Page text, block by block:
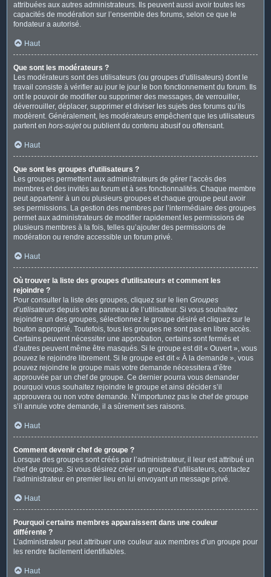
attribuées aux autres administrateurs. Ils peuvent aussi avoir toutes les
capacités de modération sur l’ensemble des forums, selon ce que le
fondateur a autorisé.
Haut
Que sont les modérateurs ?
Les modérateurs sont des utilisateurs (ou groupes d’utilisateurs) dont le
travail consiste à vérifier au jour le jour le bon fonctionnement du forum. Ils
ont le pouvoir de modifier ou supprimer des messages, de verrouiller,
déverrouiller, déplacer, supprimer et diviser les sujets des forums qu’ils
modèrent. Généralement, les modérateurs empêchent que les utilisateurs
partent en hors-sujetou publient du contenu abusif ou offensant.
Haut
Que sont les groupes d’utilisateurs ?
Les groupes permettent aux administrateurs de gérer l’accès des
membres et des invités au forum et à ses fonctionnalités. Chaque membre
peut appartenir à un ou plusieurs groupes et chaque groupe peut avoir
ses permissions. La gestion des membres par l’intermédiaire des groupes
permet aux administrateurs de modifier rapidement les permissions de
plusieurs membres à la fois, telles qu’ajouter des permissions de
modération ou rendre accessible un forum privé.
Haut
Où trouver la liste des groupes d’utilisateurs et comment les
rejoindre ?
Pour consulter la liste des groupes, cliquez sur le lien Groupes
d’utilisateurs depuis votre panneau de l’utilisateur. Si vous souhaitez
rejoindre un des groupes, sélectionnez le groupe désiré et cliquez sur le
bouton approprié. Toutefois, tous les groupes ne sont pas en libre accès.
Certains peuvent nécessiter une approbation, certains sont fermés et
d’autres peuvent même être masqués. Si le groupe est dit « Ouvert », vous
pouvez le rejoindre librement. Si le groupe est dit « À la demande », vous
pouvez rejoindre le groupe mais votre demande nécessitera d’être
approuvée par un chef de groupe. Ce dernier pourra vous demander
pourquoi vous souhaitez rejoindre le groupe et ainsi décider s’il
approuvera ou non votre demande. N’importunez pas le chef de groupe
s’il annule votre demande, il a sûrement ses raisons.
Haut
Comment devenir chef de groupe ?
Lorsque des groupes sont créés par l’administrateur, il leur est attribué un
chef de groupe. Si vous désirez créer un groupe d’utilisateurs, contactez
l’administrateur en premier lieu en lui envoyant un message privé.
Haut
Pourquoi certains membres apparaissent dans une couleur
différente ?
L’administrateur peut attribuer une couleur aux membres d’un groupe pour
les rendre facilement identifiables.
Haut